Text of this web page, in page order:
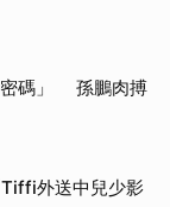
密碼」 孫鵬肉搏
外送中兒少影